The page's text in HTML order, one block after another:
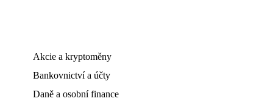
Akcie a kryptoměny
Bankovnictví a účty
Daně a osobní finance